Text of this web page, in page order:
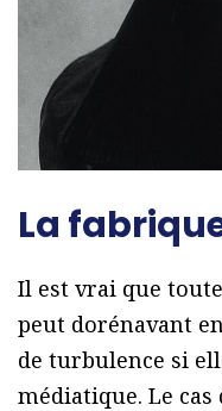
La
Il est vrai que
peut dorénavant
de turbulence si
médiatique. Le